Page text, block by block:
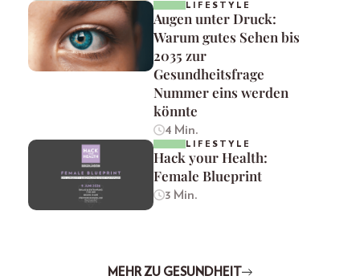
LIFESTYLE
Augen unter Druck:
Warum gutes Sehen bis
2035 zur
Gesundheitsfrage
Nummer eins werden
könnte
4 Min.
LIFESTYLE
Hack your Health:
Female Blueprint
3 Min.
MEHR ZU GESUNDHEIT